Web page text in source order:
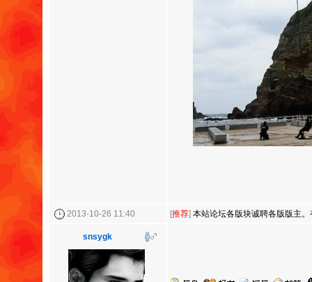
2013-10-26 11:40 [推荐] 本站论坛各版块诚聘各版版主
snsygk